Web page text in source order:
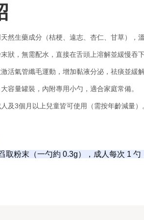
然生藥成分（桔梗、遠志、杏仁、甘草），
狀，無需配水，直接在舌頭上溶解並緩慢吞
活氣管纖毛運動，增加黏液分泌，祛痰並緩
容量罐裝，內附專用小勺，適合家庭常備。
人及3個月以上兒童皆可使用（需按年齡減量）
取粉末（一勺約 0.3g），成人每次 1